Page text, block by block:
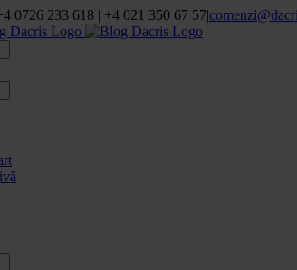
0726 233 618 | +4 021 350 67 57|